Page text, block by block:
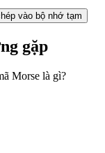
vào bộ nhớ tạm
gặp
Morse là gì?